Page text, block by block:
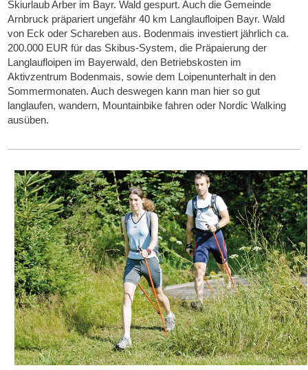
Skiurlaub Arber im Bayr. Wald gespurt. Auch die Gemeinde
Arnbruck präpariert ungefähr 40 km Langlaufloipen Bayr. Wald
von Eck oder Schareben aus. Bodenmais investiert jährlich ca.
200.000 EUR für das Skibus-System, die Präpaierung der
Langlaufloipen im Bayerwald, den Betriebskosten im
Aktivzentrum Bodenmais, sowie dem Loipenunterhalt in den
Sommermonaten. Auch deswegen kann man hier so gut
langlaufen, wandern, Mountainbike fahren oder Nordic Walking
ausüben.